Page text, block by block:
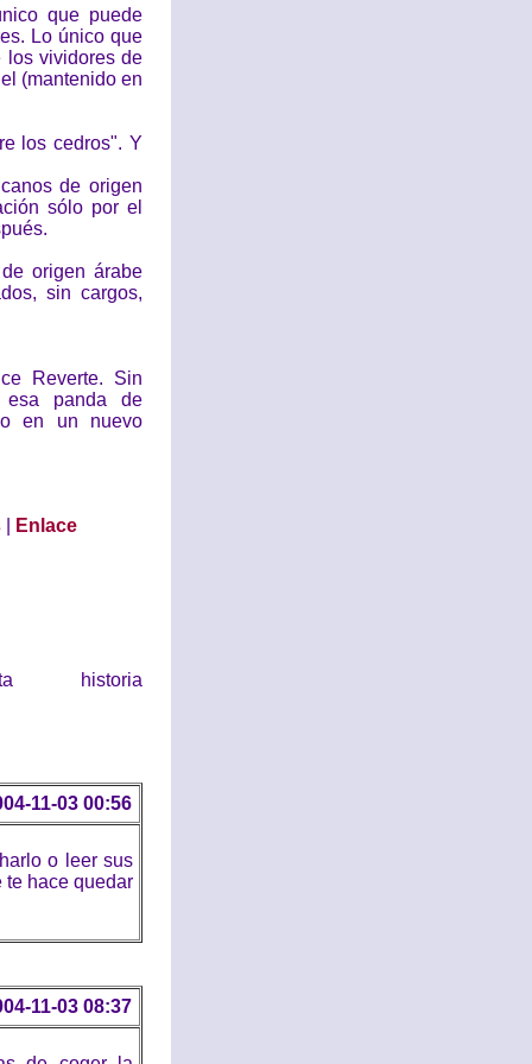
que puede
Lo único que
los vividores de
(mantenido en
los cedros". Y
de origen
sólo por el
origen árabe
sin cargos,
Reverte. Sin
esa panda de
en un nuevo
Enlace
historia
11-03 00:56
o leer sus
te hace quedar
11-03 08:37